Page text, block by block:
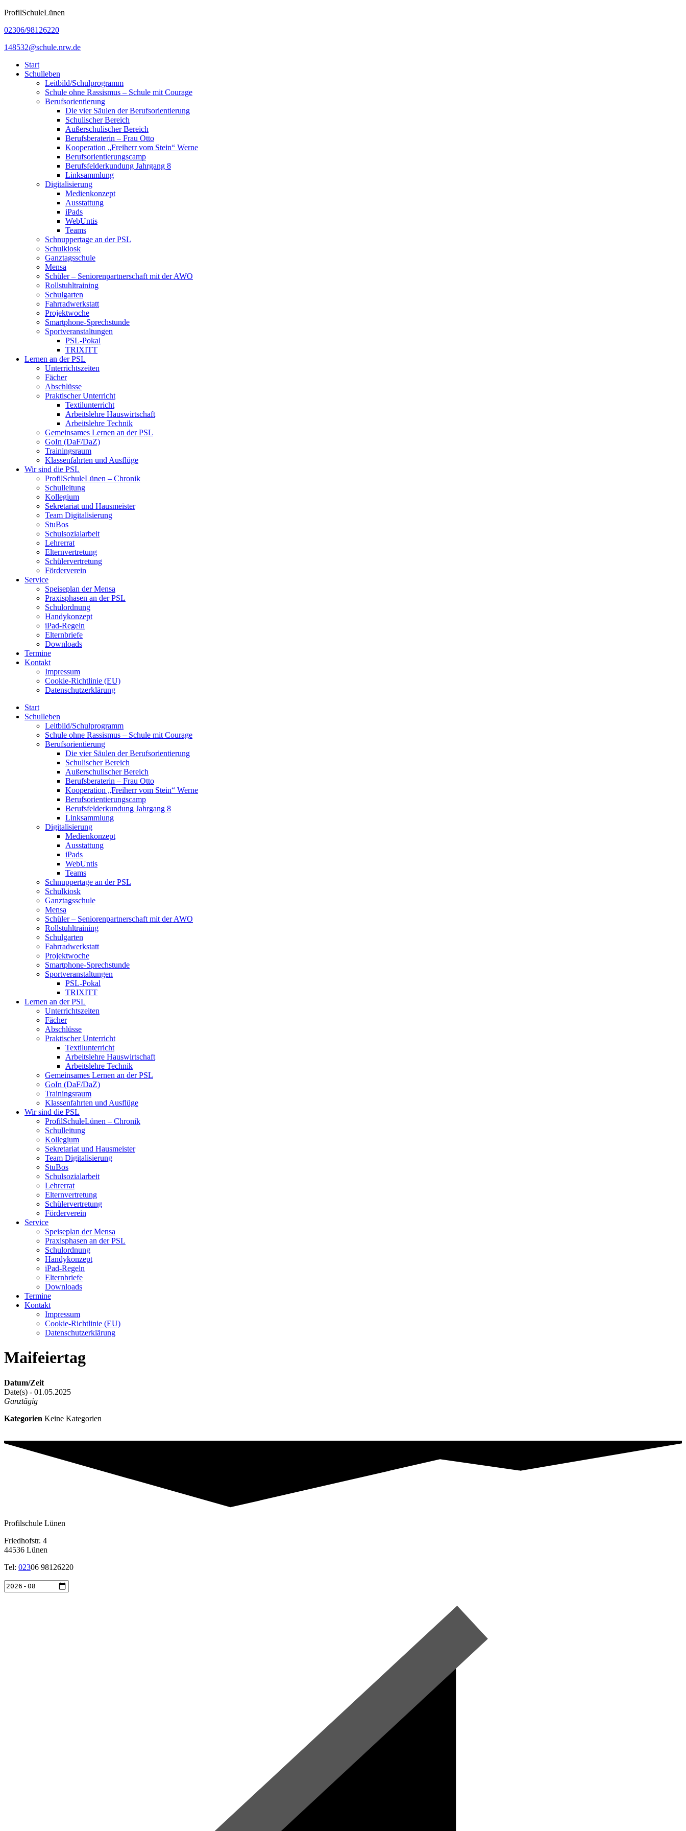
Zum
springen
ProfilSchuleLünen
02306/98126220
148532@schule.nrw.de
Start
Schulleben
Leitbild/Schulprogramm
Schule ohne Rassismus – Schule mit Courage
Berufsorientierung
Die vier Säulen der Berufsorientierung
Schulischer Bereich
Außerschulischer Bereich
Berufsberaterin – Frau Otto
Kooperation „Freiherr vom Stein“ Werne
Berufsorientierungscamp
Berufsfelderkundung Jahrgang 8
Linksammlung
Digitalisierung
Medienkonzept
Ausstattung
iPads
WebUntis
Teams
Schnuppertage an der PSL
Schulkiosk
Ganztagsschule
Mensa
Schüler – Seniorenpartnerschaft mit der AWO
Rollstuhltraining
Schulgarten
Fahrradwerkstatt
Projektwoche
Smartphone-Sprechstunde
Sportveranstaltungen
PSL-Pokal
TRIXITT
Lernen an der PSL
Unterrichtszeiten
Fächer
Abschlüsse
Praktischer Unterricht
Textilunterricht
Arbeitslehre Hauswirtschaft
Arbeitslehre Technik
Gemeinsames Lernen an der PSL​
GoIn (DaF/DaZ)
Trainingsraum
Klassenfahrten und Ausflüge
Wir sind die PSL
ProfilSchuleLünen – Chronik
Schulleitung
Kollegium
Sekretariat und Hausmeister
Team Digitalisierung
StuBos
Schulsozialarbeit
Lehrerrat
Elternvertretung
Schülervertretung
Förderverein
Service
Speiseplan der Mensa
Praxisphasen an der PSL
Schulordnung
Handykonzept
iPad-Regeln
Elternbriefe
Downloads
Termine
Kontakt
Impressum
Cookie-Richtlinie (EU)
Datenschutzerklärung
Start
Schulleben
Leitbild/Schulprogramm
Schule ohne Rassismus – Schule mit Courage
Berufsorientierung
Die vier Säulen der Berufsorientierung
Schulischer Bereich
Außerschulischer Bereich
Berufsberaterin – Frau Otto
Kooperation „Freiherr vom Stein“ Werne
Berufsorientierungscamp
Berufsfelderkundung Jahrgang 8
Linksammlung
Digitalisierung
Medienkonzept
Ausstattung
iPads
WebUntis
Teams
Schnuppertage an der PSL
Schulkiosk
Ganztagsschule
Mensa
Schüler – Seniorenpartnerschaft mit der AWO
Rollstuhltraining
Schulgarten
Fahrradwerkstatt
Projektwoche
Smartphone-Sprechstunde
Sportveranstaltungen
PSL-Pokal
TRIXITT
Lernen an der PSL
Unterrichtszeiten
Fächer
Abschlüsse
Praktischer Unterricht
Textilunterricht
Arbeitslehre Hauswirtschaft
Arbeitslehre Technik
Gemeinsames Lernen an der PSL​
GoIn (DaF/DaZ)
Trainingsraum
Klassenfahrten und Ausflüge
Wir sind die PSL
ProfilSchuleLünen – Chronik
Schulleitung
Kollegium
Sekretariat und Hausmeister
Team Digitalisierung
StuBos
Schulsozialarbeit
Lehrerrat
Elternvertretung
Schülervertretung
Förderverein
Service
Speiseplan der Mensa
Praxisphasen an der PSL
Schulordnung
Handykonzept
iPad-Regeln
Elternbriefe
Downloads
Termine
Kontakt
Impressum
Cookie-Richtlinie (EU)
Datenschutzerklärung
Maifeiertag
Datum/Zeit
Date(s) - 01.05.2025
Ganztägig
Kategorien Keine Kategorien
Profilschule Lünen
Friedhofstr. 4
44536 Lünen
Tel: 02306 98126220